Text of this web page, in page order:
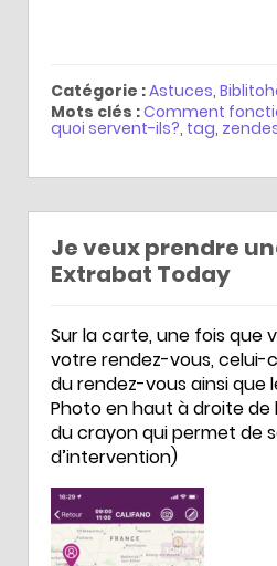
Catégorie :Astuces,
Mots clés :Comment
quoi servent-ils?, tag,
Je veux prendre
Extrabat Today
Sur la carte, une fois que
votre rendez-vous, celui-
du rendez-vous ainsi que
Photo en haut à droite de
du crayon qui permet de
d’intervention)